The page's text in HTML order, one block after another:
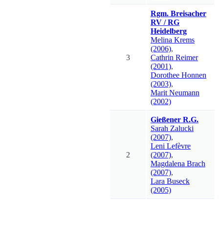
3
Rgm. Breisacher
RV / RG
Heidelberg
Melina Krems
(2006),
Cathrin Reimer
(2001),
Dorothee Honnen
(2003),
Marit Neumann
(2002)
2
Gießener R.G.
Sarah Zalucki
(2007),
Leni Lefèvre
(2007),
Magdalena Brach
(2007),
Lara Buseck
(2005)